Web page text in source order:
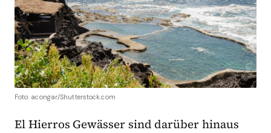
Foto: acongar/Shutterstock.com
El Hierros Gewässer sind darüber hinaus